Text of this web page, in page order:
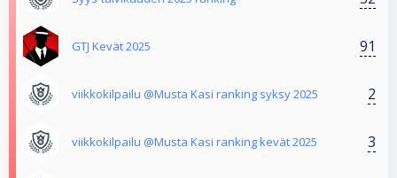
GTJ Kevät 2025 91
viikkokilpailu @Musta Kasi ranking syksy 2025 2
viikkokilpailu @Musta Kasi ranking kevät 2025 3